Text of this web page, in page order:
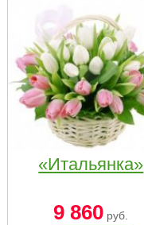
«Итальянка»
9 860 руб.